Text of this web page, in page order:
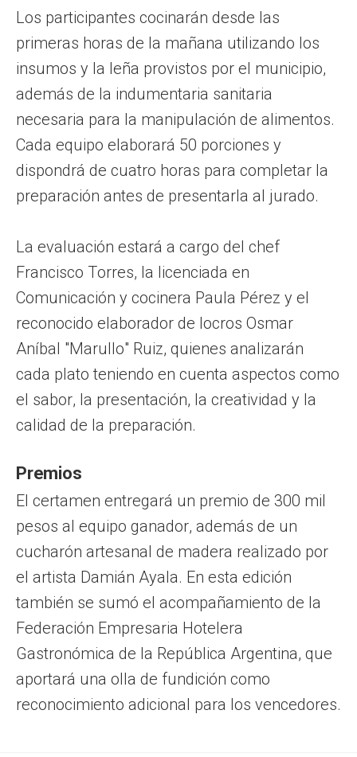
Los participantes cocinarán desde las
primeras horas de la mañana utilizando los
insumos y la leña provistos por el municipio,
además de la indumentaria sanitaria
necesaria para la manipulación de alimentos.
Cada equipo elaborará 50 porciones y
dispondrá de cuatro horas para completar la
preparación antes de presentarla al jurado.
La evaluación estará a cargo del chef
Francisco Torres, la licenciada en
Comunicación y cocinera Paula Pérez y el
reconocido elaborador de locros Osmar
Aníbal "Marullo" Ruiz, quienes analizarán
cada plato teniendo en cuenta aspectos como
el sabor, la presentación, la creatividad y la
calidad de la preparación.
Premios
El certamen entregará un premio de 300 mil
pesos al equipo ganador, además de un
cucharón artesanal de madera realizado por
el artista Damián Ayala. En esta edición
también se sumó el acompañamiento de la
Federación Empresaria Hotelera
Gastronómica de la República Argentina, que
aportará una olla de fundición como
reconocimiento adicional para los vencedores.